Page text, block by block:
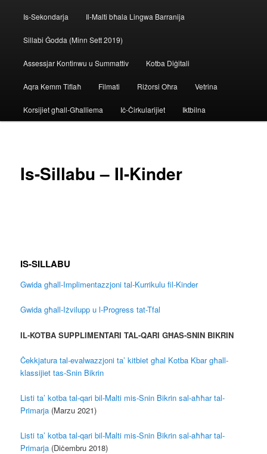
Is-Sekondarja Il-Malti bħala Lingwa Barranija
Sillabi Ġodda (Minn Sett 2019)
Assessjar Kontinwu u Summattiv Kotba Diġitali
Aqra Kemm Tiflaħ Filmati Riżorsi Oħra Vetrina
Korsijiet għall-Għalliema Iċ-Ċirkularijiet Iktbilna
Is-Sillabu – Il-Kinder
IS-SILLABU
Gwida għall-Implimentazzjoni tal-Kurrikulu fil-Kinder
Gwida għall-Iżvilupp u l-Progress tat-Tfal
IL-KOTBA SUPPLIMENTARI TAL-QARI GĦAS-SNIN BIKRIN
Ċekkjatura tal-evalwazzjoni ta’ kitbiet għal Kotba Kbar għall-
klassijiet tas-Snin Bikrin
Listi ta’ kotba tal-qari bil-Malti mis-Snin Bikrin sal-aħħar tal-
Primarja (Marzu 2021)
Listi ta’ kotba tal-qari bil-Malti mis-Snin Bikrin sal-aħħar tal-
Primarja (Diċembru 2018)